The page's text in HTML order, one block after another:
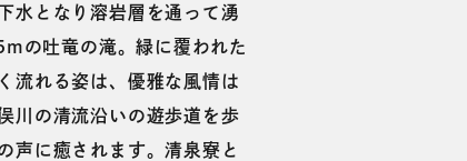
水となり溶岩層を通って湧
の吐竜の滝。緑に覆われた
流れる姿は、優雅な風情は
川の清流沿いの遊歩道を歩
声に癒されます。清泉寮と